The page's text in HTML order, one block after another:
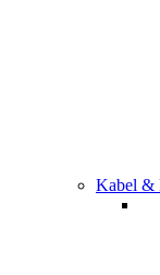
Kabel &